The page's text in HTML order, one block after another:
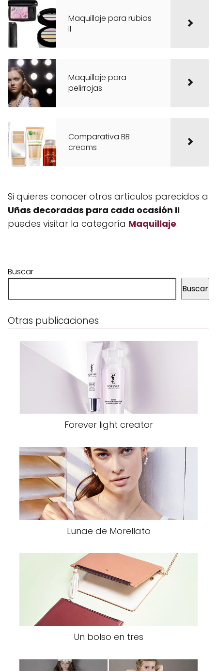
Maquillaje para rubias
II
Maquillaje para
pelirrojas
Comparativa BB
creams
Si quieres conocer otros artículos parecidos a
Uñas decoradas para cada ocasión II
puedes visitar la categoría Maquillaje.
Buscar
Buscar
Otras publicaciones
Forever light creator
Lunae de Morellato
Un bolso en tres